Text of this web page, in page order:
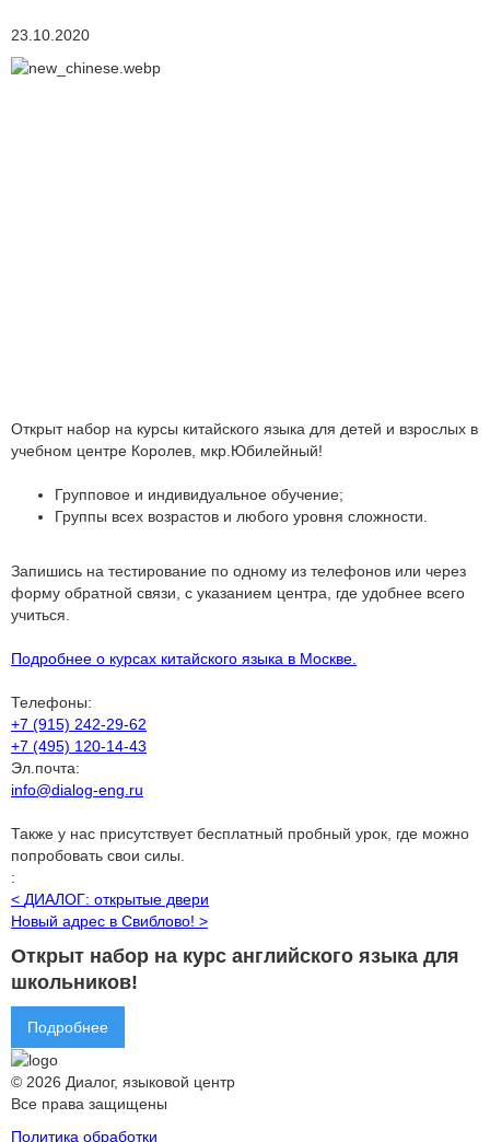
23.10.2020
Открыт набор на курсы китайского языка для детей и взрослых в
учебном центре Королев, мкр.Юбилейный!
Групповое и индивидуальное обучение;
Группы всех возрастов и любого уровня сложности.
Запишись на тестирование по одному из телефонов или через
форму обратной связи, с указанием центра, где удобнее всего
учиться.
Подробнее о курсах китайского языка в Москве.
Телефоны:
+7 (915) 242-29-62
+7 (495) 120-14-43
Эл.почта:
info@dialog-eng.ru
Также у нас присутствует бесплатный пробный урок, где можно
попробовать свои силы.
:
< ДИАЛОГ: открытые двери
Новый адрес в Свиблово! >
Открыт набор на курс английского языка для
школьников!
Подробнее
© 2026 Диалог, языковой центр
Все права защищены
Политика обработки